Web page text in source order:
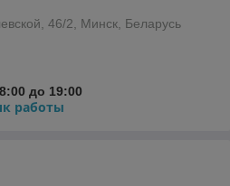
46/2, Минск, Беларусь
до 19:00
работы